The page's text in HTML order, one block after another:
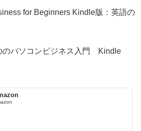
for Beginners Kindle版：英語の
のパソコンビジネス入門 Kindle